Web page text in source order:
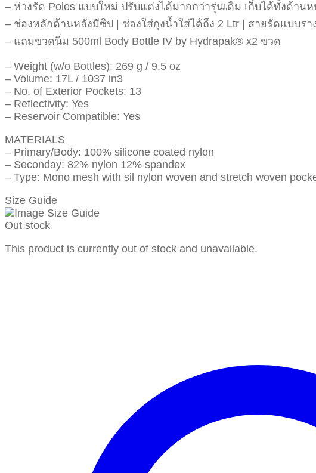
– ห่วงรัด Poles แบบใหม่ ปรับแต่งได้มากกว่ารุ่นเดิม เก็บได้ทั้งด้าน
– ช่องหลักด้านหลังมีซิป | ช่องใส่ถุงน้ำใส่ได้ถึง 2 Ltr | สายรัดแบบร
– แถมขวดนิ่ม 500ml Body Bottle IV by Hydrapak® x2 ขวด
– Weight (w/o Bottles): 269 g / 9.5 oz
– Volume: 17L / 1037 in3
– No. of Exterior Pockets: 13
– Reflectivity: Yes
– Reservoir Compatible: Yes
MATERIALS
– Primary/Body: 100% silicone coated nylon
– Seconday: 82% nylon 12% spandex
– Type: Mono mesh with sil nylon woven and stretch woven
Size Guide
Out stock
This product is currently out of stock and unavailable.